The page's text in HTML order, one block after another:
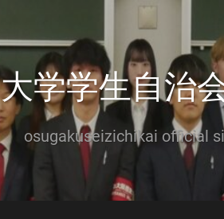
学学生自治
osugakuseizichikai official